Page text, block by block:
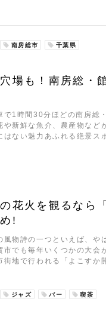
南房総市 千葉県
場も！南房総・
で1時間30分ほどの南房総
や新鮮な魚介、農産物など
はない魅力あふれる絶景
花火を観るなら
!
風物詩の一つといえば、や
市でも毎年いくつかの大会
街地で行われる「よこす
ジャズ バー 喫茶